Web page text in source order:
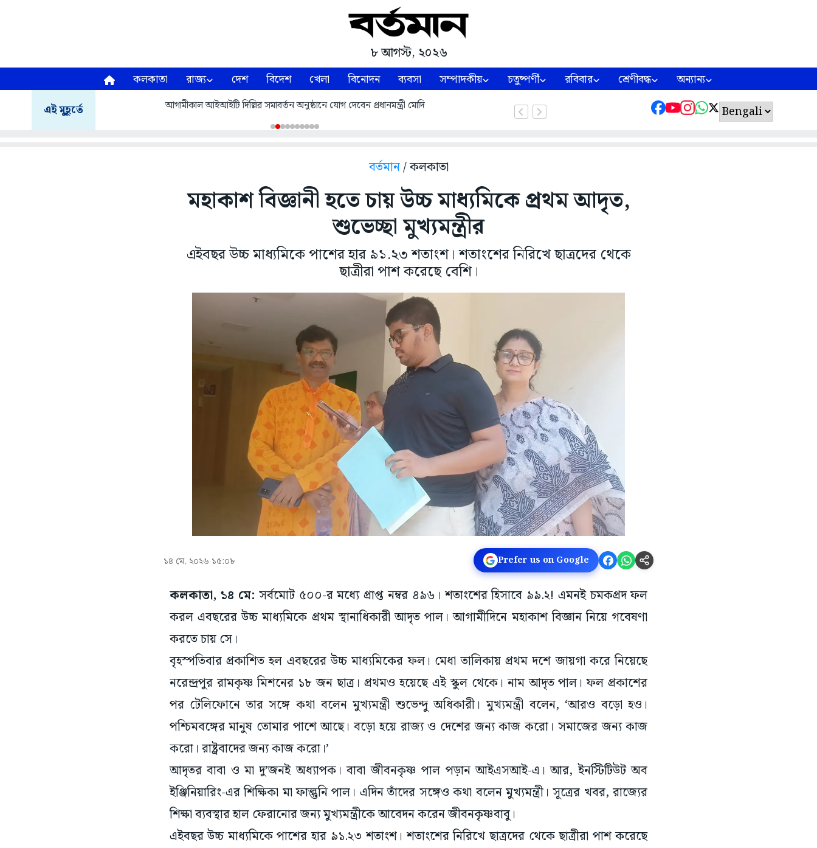
৮ আগস্ট, ২০২৬
কলকাতা রাজ্য দেশ বিদেশ খেলা বিনোদন ব্যবসা সম্পাদকীয় চতুষ্পর্ণী রবিবার শ্রেণীবদ্ধ অন্যান্য
এই মুহূর্তে আগামীকাল আইআইটি দিল্লির সমাবর্তন অনুষ্ঠানে যোগ দেবেন প্রধানমন্ত্রী মোদি
বর্তমান/ কলকাতা
মহাকাশ বিজ্ঞানী হতে চায় উচ্চ মাধ্যমিকে প্রথম আদৃত,
শুভেচ্ছা মুখ্যমন্ত্রীর
এইবছর উচ্চ মাধ্যমিকে পাশের হার ৯১.২৩ শতাংশ। শতাংশের নিরিখে ছাত্রদের থেকে
ছাত্রীরা পাশ করেছে বেশি।
১৪ মে, ২০২৬ ১৫:০৮ Prefer us on Google
কলকাতা, ১৪ মে: সর্বমোট ৫০০-র মধ্যে প্রাপ্ত নম্বর ৪৯৬। শতাংশের হিসাবে ৯৯.২! এমনই চমকপ্রদ ফল
করল এবছরের উচ্চ মাধ্যমিকে প্রথম স্থানাধিকারী আদৃত পাল। আগামীদিনে মহাকাশ বিজ্ঞান নিয়ে গবেষণা
করতে চায় সে।
বৃহস্পতিবার প্রকাশিত হল এবছরের উচ্চ মাধ্যমিকের ফল। মেধা তালিকায় প্রথম দশে জায়গা করে নিয়েছে
নরেন্দ্রপুর রামকৃষ্ণ মিশনের ১৮ জন ছাত্র। প্রথমও হয়েছে এই স্কুল থেকে। নাম আদৃত পাল। ফল প্রকাশের
পর টেলিফোনে তার সঙ্গে কথা বলেন মুখ্যমন্ত্রী শুভেন্দু অধিকারী। মুখ্যমন্ত্রী বলেন, ‘আরও বড়ো হও।
পশ্চিমবঙ্গের মানুষ তোমার পাশে আছে। বড়ো হয়ে রাজ্য ও দেশের জন্য কাজ করো। সমাজের জন্য কাজ
করো। রাষ্ট্রবাদের জন্য কাজ করো।’
আদৃতর বাবা ও মা দু’জনই অধ্যাপক। বাবা জীবনকৃষ্ণ পাল পড়ান আইএসআই-এ। আর, ইনস্টিটিউট অব
ইঞ্জিনিয়ারিং-এর শিক্ষিকা মা ফাল্গুনি পাল। এদিন তাঁদের সঙ্গেও কথা বলেন মুখ্যমন্ত্রী। সূত্রের খবর, রাজ্যের
শিক্ষা ব্যবস্থার হাল ফেরানোর জন্য মুখ্যমন্ত্রীকে আবেদন করেন জীবনকৃষ্ণবাবু।
এইবছর উচ্চ মাধ্যমিকে পাশের হার ৯১.২৩ শতাংশ। শতাংশের নিরিখে ছাত্রদের থেকে ছাত্রীরা পাশ করেছে